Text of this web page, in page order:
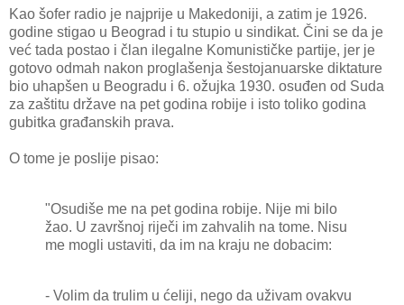
Kao šofer radio je najprije u Makedoniji, a zatim je 1926.
godine stigao u Beograd i tu stupio u sindikat. Čini se da je
već tada postao i član ilegalne Komunističke partije, jer je
gotovo odmah nakon proglašenja šestojanuarske diktature
bio uhapšen u Beogradu i 6. ožujka 1930. osuđen od Suda
za zaštitu države na pet godina robije i isto toliko godina
gubitka građanskih prava.
O tome je poslije pisao:
"Osudiše me na pet godina robije. Nije mi bilo
žao. U završnoj riječi im zahvalih na tome. Nisu
me mogli ustaviti, da im na kraju ne dobacim:
- Volim da trulim u ćeliji, nego da uživam ovakvu